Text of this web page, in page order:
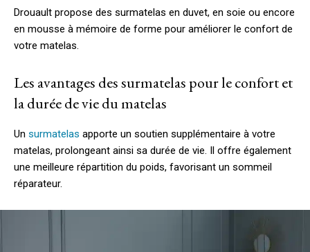
Drouault propose des surmatelas en duvet, en soie ou encore
en mousse à mémoire de forme pour améliorer le confort de
votre matelas.
Les avantages des surmatelas pour le confort et
la durée de vie du matelas
Un surmatelas apporte un soutien supplémentaire à votre
matelas, prolongeant ainsi sa durée de vie. Il offre également
une meilleure répartition du poids, favorisant un sommeil
réparateur.